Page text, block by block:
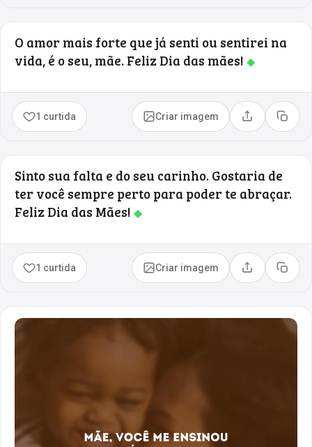
O amor mais forte que já senti ou sentirei na
vida, é o seu, mãe. Feliz Dia das mães! ◆
1 curtida Criar imagem Compartilhar
Copiar
Sinto sua falta e do seu carinho. Gostaria de
ter você sempre perto para poder te abraçar.
Feliz Dia das Mães! ◆
1 curtida Criar imagem Compartilhar
Copiar